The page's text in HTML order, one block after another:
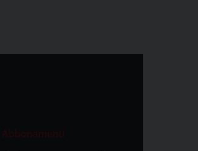
Abbonamenti